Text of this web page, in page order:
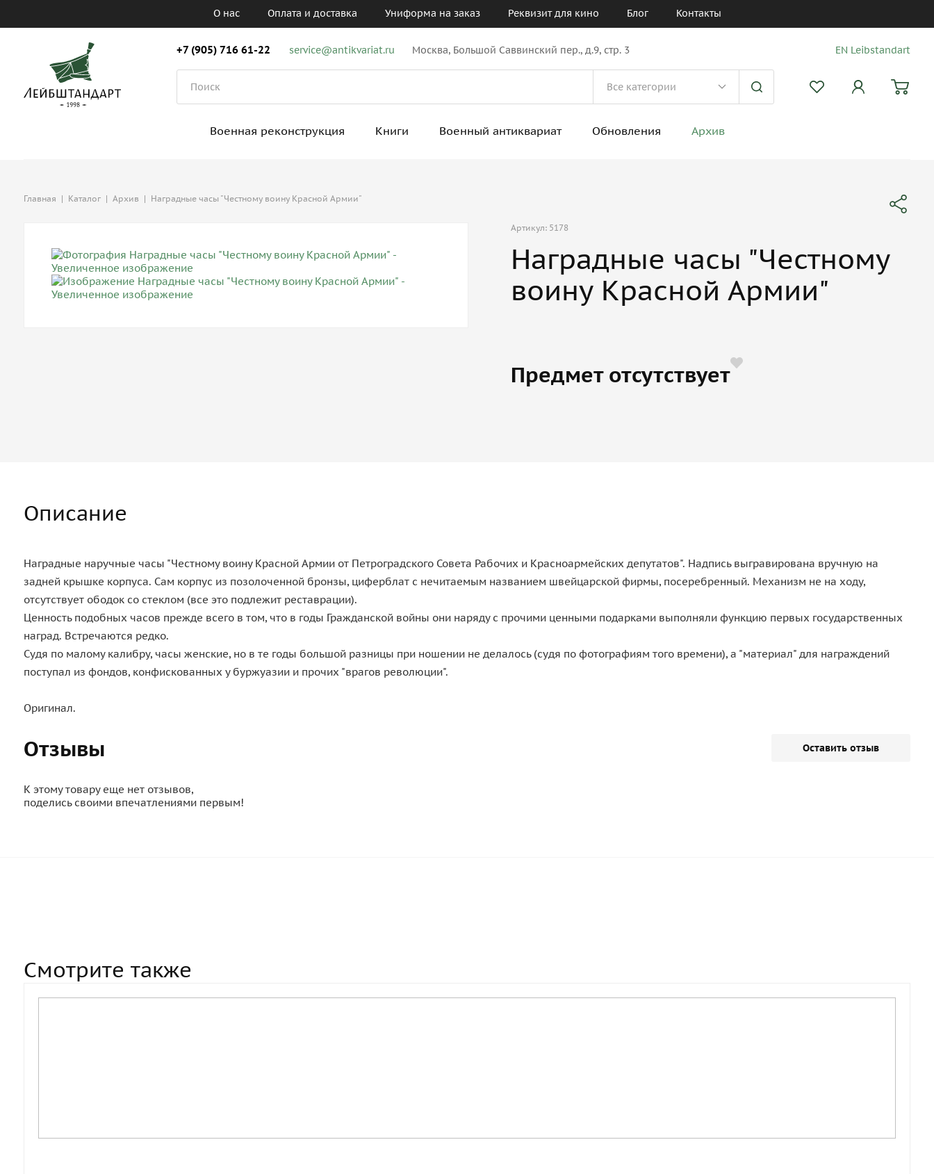
О нас Оплата и доставка Униформа на заказ Реквизит для кино Блог Контакты
+7 (905) 716 61-22 service@antikvariat.ru Москва, Большой Саввинский пер., д.9, стр. 3 EN Leibstandart
Военная реконструкция Книги Военный антиквариат Обновления Архив
Главная | Каталог | Архив | Наградные часы "Честному воину Красной Армии"
Артикул: 5178
Наградные часы "Честному
воину Красной Армии"
Предмет отсутствует
Описание
Наградные наручные часы "Честному воину Красной Армии от Петроградского Совета Рабочих и Красноармейских депутатов". Надпись выгравирована вручную на
задней крышке корпуса. Сам корпус из позолоченной бронзы, циферблат с нечитаемым названием швейцарской фирмы, посеребренный. Механизм не на ходу,
отсутствует ободок со стеклом (все это подлежит реставрации).
Ценность подобных часов прежде всего в том, что в годы Гражданской войны они наряду с прочими ценными подарками выполняли функцию первых государственных
наград. Встречаются редко.
Судя по малому калибру, часы женские, но в те годы большой разницы при ношении не делалось (судя по фотографиям того времени), а "материал" для награждений
поступал из фондов, конфискованных у буржуазии и прочих "врагов революции".
Оригинал.
Отзывы Оставить отзыв
К этому товару еще нет отзывов,
поделись своими впечатлениями первым!
Смотрите также